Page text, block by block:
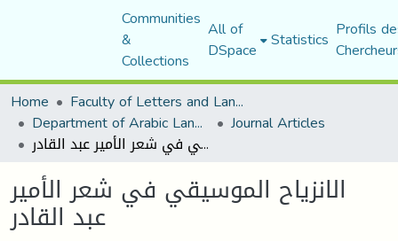
Communities
&
Collections
All of
DSpace Statistics Profils
Home
Faculty of Letters and Languages
Department of Arabic Language and Literature Journal Articles
الانزياح الموسيقي في شعر الأمير عبد القادر
الانزياح الموسيقي في شعر الأمير
عبد القادر